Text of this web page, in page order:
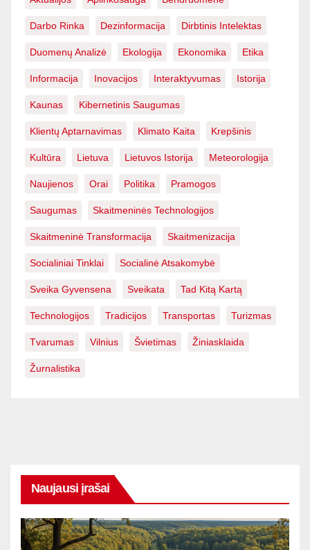
Darbo Rinka Dezinformacija Dirbtinis Intelektas
Duomenų Analizė Ekologija Ekonomika Etika
Informacija Inovacijos Interaktyvumas Istorija
Kaunas Kibernetinis Saugumas
Klientų Aptarnavimas Klimato Kaita Krepšinis
Kultūra Lietuva Lietuvos Istorija Meteorologija
Naujienos Orai Politika Pramogos
Saugumas Skaitmeninės Technologijos
Skaitmeninė Transformacija Skaitmenizacija
Socialiniai Tinklai Socialinė Atsakomybė
Sveika Gyvensena Sveikata Tad Kitą Kartą
Technologijos Tradicijos Transportas Turizmas
Tvarumas Vilnius Švietimas Žiniasklaida
Žurnalistika
Naujausi įrašai